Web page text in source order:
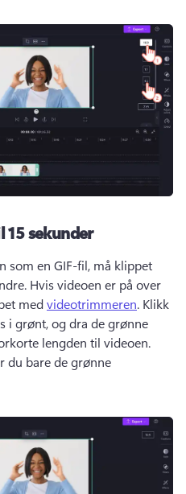
15 sekunder
som en GIF-fil, må klippet
Hvis videoen er på over
med videotrimmeren. Klikk
i grønt, og dra de grønne
du bare de grønne